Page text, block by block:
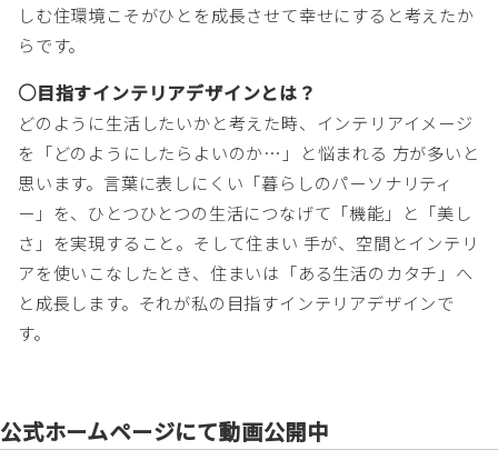
しむ住環境こそがひとを成長させて幸せにすると考えたか
らです。
○目指すインテリアデザインとは？
どのように生活したいかと考えた時、インテリアイメージ
を「どのようにしたらよいのか…」と悩まれる 方が多いと
思います。言葉に表しにくい「暮らしのパーソナリティ
ー」を、ひとつひとつの生活につなげて「機能」と「美し
さ」を実現すること。そして住まい 手が、空間とインテリ
アを使いこなしたとき、住まいは「ある生活のカタチ」へ
と成長します。それが私の目指すインテリアデザインで
す。
公式ホームページにて動画公開中